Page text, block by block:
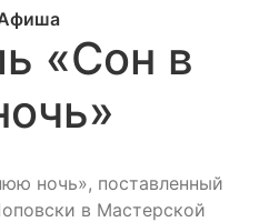
«Сон в
ночь», поставленный
в Мастерской